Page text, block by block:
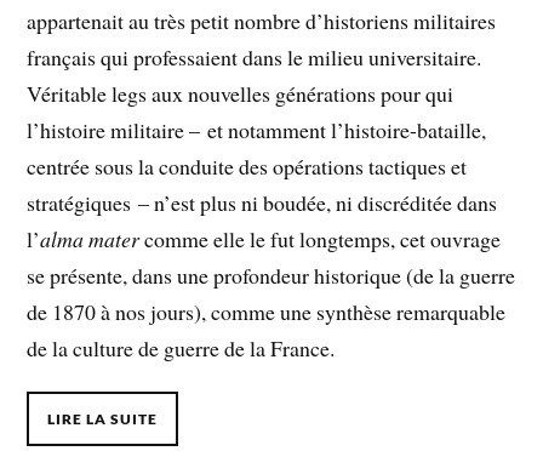
appartenait au très petit nombre d’historiens militaires
français qui professaient dans le milieu universitaire.
Véritable legs aux nouvelles générations pour qui
l’histoire militaire – et notamment l’histoire-bataille,
centrée sous la conduite des opérations tactiques et
stratégiques – n’est plus ni boudée, ni discréditée dans
l’alma matercomme elle le fut longtemps, cet ouvrage
se présente, dans une profondeur historique (de la guerre
de 1870 à nos jours), comme une synthèse remarquable
de la culture de guerre de la France.
LIRE LA SUITE